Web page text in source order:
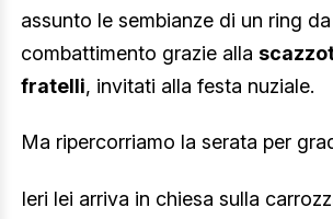
assunto le sembianze di un ring da
combattimento grazie alla
fratelli, invitati alla festa nuziale.
Ma ripercorriamo la serata per
Ieri lei arriva in chiesa sulla